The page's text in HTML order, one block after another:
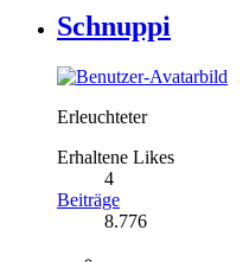
Schnuppi
Erleuchteter
Erhaltene Likes
4
Beiträge
8.776